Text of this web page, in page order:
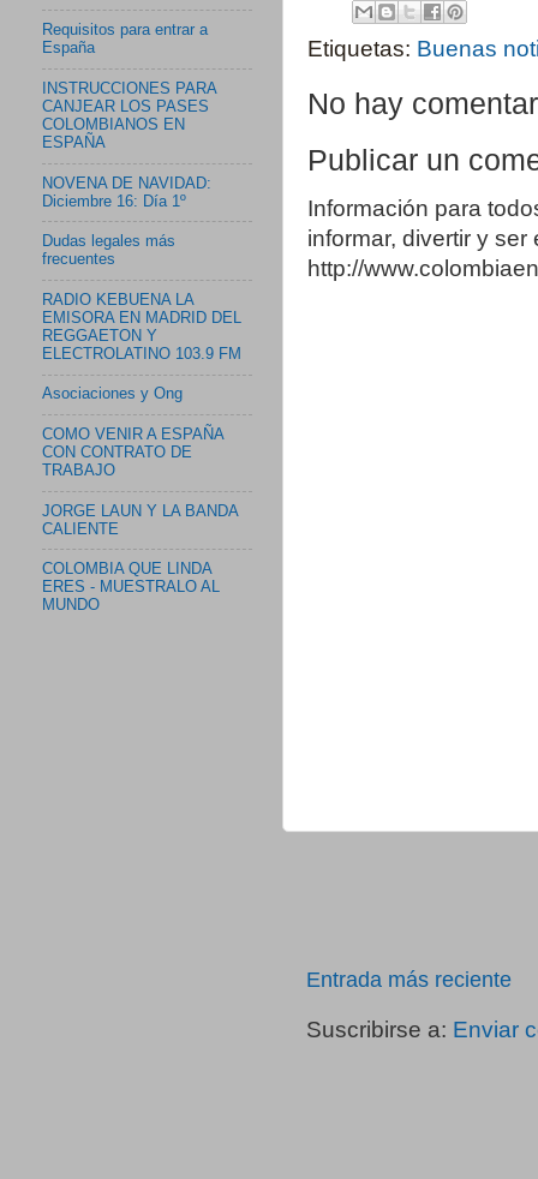
Etiquetas: Buenas
No hay
Publicar un
Información para
informar, divertir y
http://
Entrada más reciente
Suscribirse a: Enviar
Requisitos para entrar a
España
INSTRUCCIONES PARA
CANJEAR LOS PASES
COLOMBIANOS EN
ESPAÑA
NOVENA DE NAVIDAD:
Diciembre 16: Día 1º
Dudas legales más
frecuentes
RADIO KEBUENA LA
EMISORA EN MADRID DEL
REGGAETON Y
ELECTROLATINO 103.9 FM
Asociaciones y Ong
COMO VENIR A ESPAÑA
CON CONTRATO DE
TRABAJO
JORGE LAUN Y LA BANDA
CALIENTE
COLOMBIA QUE LINDA
ERES - MUESTRALO AL
MUNDO